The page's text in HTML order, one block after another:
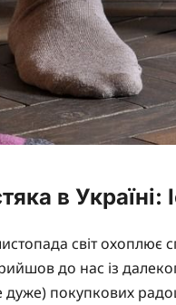
в Україні:
світ охоплює
до нас із
дуже) покупкових